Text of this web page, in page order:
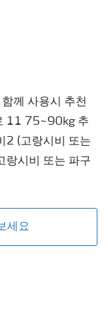
께 사용시 추천
11 75~90kg 추
2 (고랑시비 또는
시비 또는 파구
세요